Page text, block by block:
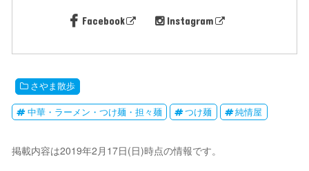
Facebook Instagram
さやま散歩
中華・ラーメン・つけ麺・担々麺 つけ麺 純情屋
掲載内容は2019年2月17日(日)時点の情報です。